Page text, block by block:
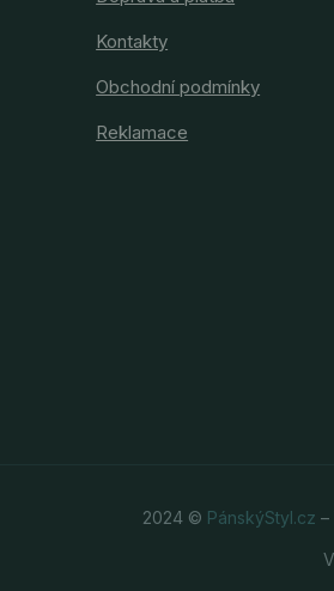
Kontakty
Obchodní podmínky
Reklamace
2024 © PánskýStyl.cz –